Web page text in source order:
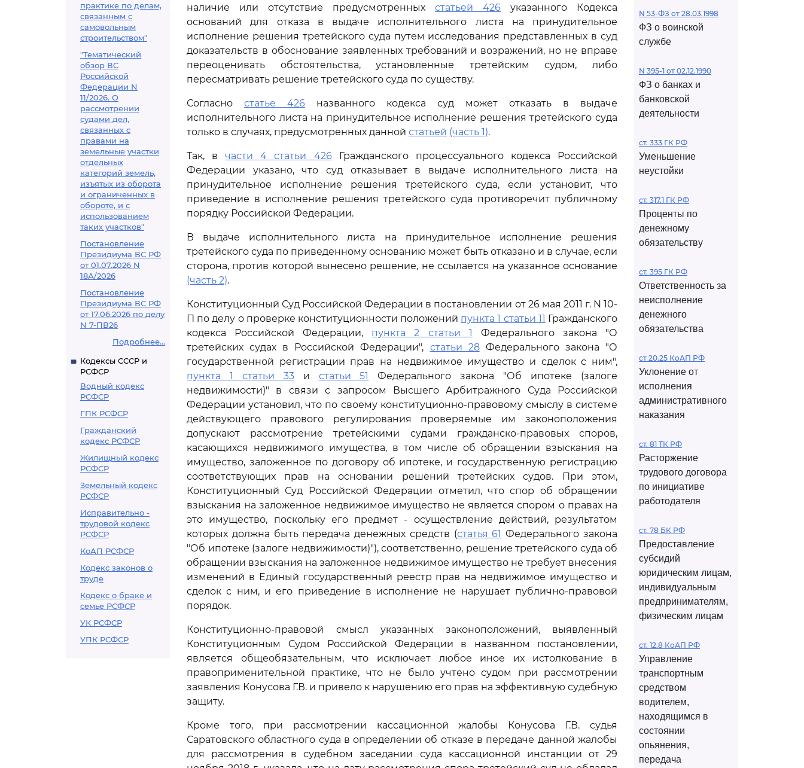
практике по делам,
связанным с
самовольным
строительством"
"Тематический
обзор ВС
Российской
Федерации N
11/2026. О
рассмотрении
судами дел,
связанных с
правами на
земельные участки
отдельных
категорий земель,
изъятых из оборота
и ограниченных в
обороте, и с
использованием
таких участков"
Постановление
Президиума ВС РФ
от 01.07.2026 N
18А/2026
Постановление
Президиума ВС РФ
от 17.06.2026 по делу
N 7-ПВ26
Подробнее...
Кодексы СССР и
РСФСР
Водный кодекс
РСФСР
ГПК РСФСР
Гражданский
кодекс РСФСР
Жилищный кодекс
РСФСР
Земельный кодекс
РСФСР
Исправительно -
трудовой кодекс
РСФСР
КоАП РСФСР
Кодекс законов о
труде
Кодекс о браке и
семье РСФСР
УК РСФСР
УПК РСФСР
наличие или отсутствие предусмотренных статьей 426 указанного Кодекса
оснований для отказа в выдаче исполнительного листа на принудительное
исполнение решения третейского суда путем исследования представленных в суд
доказательств в обоснование заявленных требований и возражений, но не вправе
переоценивать обстоятельства, установленные третейским судом, либо
пересматривать решение третейского суда по существу.
Согласно статье 426 названного кодекса суд может отказать в выдаче
исполнительного листа на принудительное исполнение решения третейского суда
только в случаях, предусмотренных данной статьей (часть 1).
Так, вчасти 4 статьи 426Гражданского процессуального кодекса Российской
Федерации указано, что суд отказывает в выдаче исполнительного листа на
принудительное исполнение решения третейского суда, если установит, что
приведение в исполнение решения третейского суда противоречит публичному
порядку Российской Федерации.
В выдаче исполнительного листа на принудительное исполнение решения
третейского суда по приведенному основанию может быть отказано и в случае, если
сторона, против которой вынесено решение, не ссылается на указанное основание
(часть 2).
Конституционный Суд Российской Федерации в постановлении от 26 мая 2011 г. N 10-
П по делу о проверке конституционности положений пункта 1 статьи 11 Гражданского
кодекса Российской Федерации, пункта 2 статьи 1 Федерального закона "О
третейских судах в Российской Федерации", статьи 28Федерального закона "О
государственной регистрации прав на недвижимое имущество и сделок с ним",
пункта 1 статьи 33и статьи 51
Федерального закона "Об ипотеке (залоге
недвижимости)" в связи с запросом Высшего Арбитражного Суда Российской
Федерации установил, что по своему конституционно-правовому смыслу в системе
действующего правового регулирования проверяемые им законоположения
допускают рассмотрение третейскими судами гражданско-правовых споров,
касающихся недвижимого имущества, в том числе об обращении взыскания на
имущество, заложенное по договору об ипотеке, и государственную регистрацию
соответствующих прав на основании решений третейских судов. При этом,
Конституционный Суд Российской Федерации отметил, что спор об обращении
взыскания на заложенное недвижимое имущество не является спором о правах на
это имущество, поскольку его предмет - осуществление действий, результатом
которых должна быть передача денежных средств (статья 61 Федерального закона
"Об ипотеке (залоге недвижимости)"), соответственно, решение третейского суда об
обращении взыскания на заложенное недвижимое имущество не требует внесения
изменений в Единый государственный реестр прав на недвижимое имущество и
сделок с ним, и его приведение в исполнение не нарушает публично-правовой
порядок.
Конституционно-правовой смысл указанных законоположений, выявленный
Конституционным Судом Российской Федерации в названном постановлении,
является общеобязательным, что исключает любое иное их истолкование в
правоприменительной практике, что не было учтено судом при рассмотрении
заявления Конусова Г.В. и привело к нарушению его прав на эффективную судебную
защиту.
Кроме того, при рассмотрении кассационной жалобы Конусова Г.В. судья
Саратовского областного суда в определении об отказе в передаче данной жалобы
для рассмотрения в судебном заседании суда кассационной инстанции от 29
N 53-ФЗ от 28.03.1998
ФЗ о воинской
службе
N 395-1 от 02.12.1990
ФЗ о банках и
банковской
деятельности
ст. 333 ГК РФ
Уменьшение
неустойки
ст. 317.1 ГК РФ
Проценты по
денежному
обязательству
ст. 395 ГК РФ
Ответственность за
неисполнение
денежного
обязательства
ст 20.25 КоАП РФ
Уклонение от
исполнения
административного
наказания
ст. 81 ТК РФ
Расторжение
трудового договора
по инициативе
работодателя
ст. 78 БК РФ
Предоставление
субсидий
юридическим лицам,
индивидуальным
предпринимателям,
физическим лицам
ст. 12.8 КоАП РФ
Управление
транспортным
средством
водителем,
находящимся в
состоянии
опьянения,
передача